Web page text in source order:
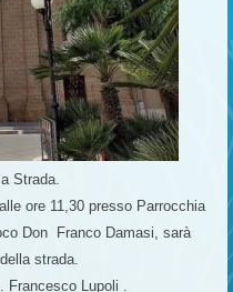
Strada.
ore 11,30 presso Parrocchia
Don Franco Damasi, sarà
strada.
Francesco Lupoli .